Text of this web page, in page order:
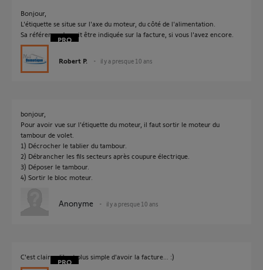
Bonjour,
L'étiquette se situe sur l'axe du moteur, du côté de l'alimentation.
Sa référence devrait être indiquée sur la facture, si vous l'avez encore.
Robert P. il y a presque 10 ans
bonjour,
Pour avoir vue sur l'étiquette du moteur, il faut sortir le moteur du
tambour de volet.
1) Décrocher le tablier du tambour.
2) Débrancher les fils secteurs après coupure électrique.
3) Déposer le tambour.
4) Sortir le bloc moteur.
Anonyme il y a presque 10 ans
C'est clair qu'il est plus simple d'avoir la facture... :)